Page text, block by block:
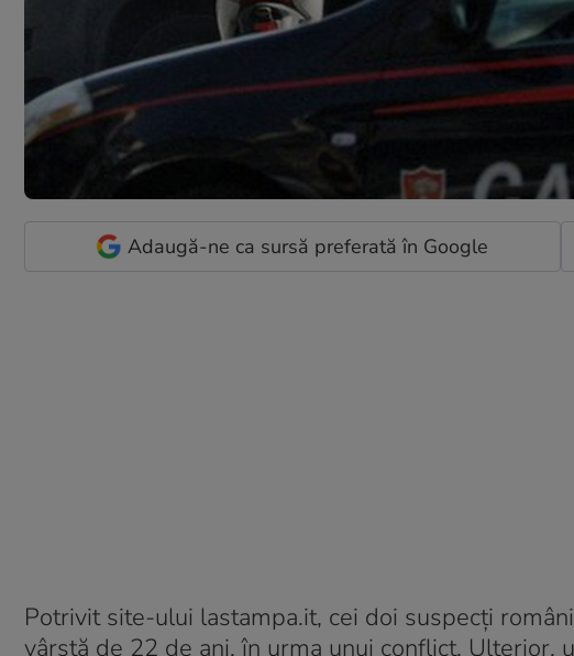
Adaugă-ne ca sursă preferată în Google
Potrivit site-ului lastampa.it, cei doi suspecți
vârstă de 22 de ani, în urma unui conflict. Ulterior,